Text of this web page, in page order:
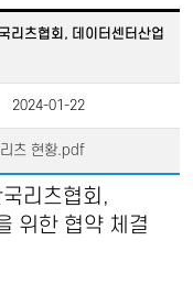
리츠협회, 데이터센터산업
2024-01-22
츠 현황.pdf
리츠협회,
위한 협약 체결